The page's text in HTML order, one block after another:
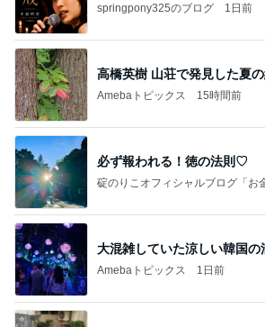
springpony325のブログ 1日前
高橋英樹 山荘で発見した夏
Amebaトピックス 15時間前
必ず報われる！徳の法則♡
碇のりこオフィシャルブログ「お
大混雑していた涼しい韓国の
Amebaトピックス 1日前